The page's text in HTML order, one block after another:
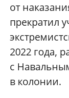
от
прекратил
2022 года,
с
в колонии.